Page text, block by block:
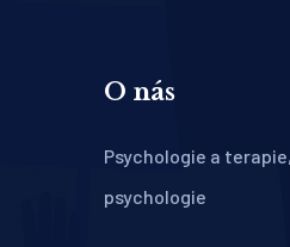
O nás
Psychologie a
psychologie